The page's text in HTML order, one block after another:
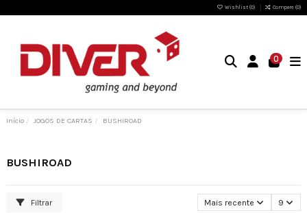
Wishlist (0) Compare (0)
0
Início JOGOS DE CARTAS BUSHIROAD
BUSHIROAD
Filtrar Mais recente 9